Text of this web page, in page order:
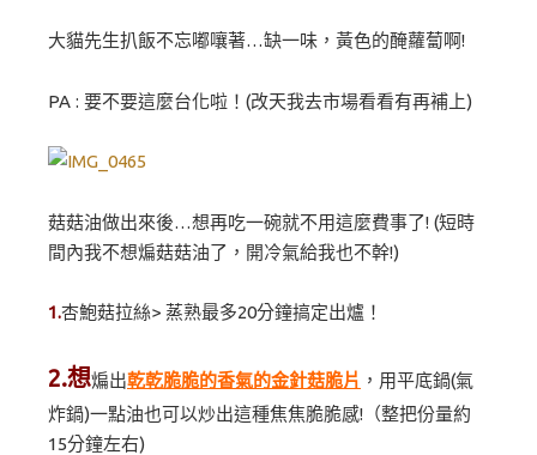
大貓先生扒飯不忘嘟嚷著…缺一味，黃色的醃蘿蔔啊!
PA : 要不要這麼台化啦！(改天我去市場看看有再補上)
菇菇油做出來後…想再吃一碗就不用這麼費事了! (短時
間內我不想煸菇菇油了，開冷氣給我也不幹!)
1.杏鮑菇拉絲> 蒸熟最多20分鐘搞定出爐！
2.想煸出乾乾脆脆的香氣的金針菇脆片 ，用平底鍋(氣
炸鍋)一點油也可以炒出這種焦焦脆脆感!（整把份量約
15分鐘左右)